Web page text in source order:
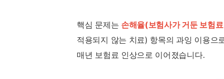
핵심 문제는 손해율(보험사가 거둔 보험
적용되지 않는 치료) 항목의 과잉 이용으
매년 보험료 인상으로 이어졌습니다.